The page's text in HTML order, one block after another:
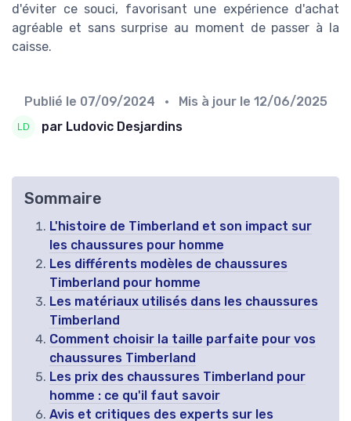
d'éviter ce souci, favorisant une expérience d'achat
agréable et sans surprise au moment de passer à la
caisse.
Publié le 07/09/2024 • Mis à jour le 12/06/2025
par Ludovic Desjardins
Sommaire
L'histoire de Timberland et son impact sur
les chaussures pour homme
Les différents modèles de chaussures
Timberland pour homme
Les matériaux utilisés dans les chaussures
Timberland
Comment choisir la taille parfaite pour vos
chaussures Timberland
Les prix des chaussures Timberland pour
homme : ce qu'il faut savoir
Avis et critiques des experts sur les